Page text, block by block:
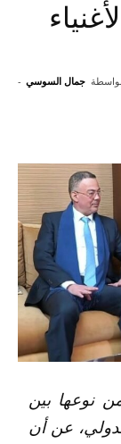
بواسطة جمال السوسي -
نوعها بين
عن أن